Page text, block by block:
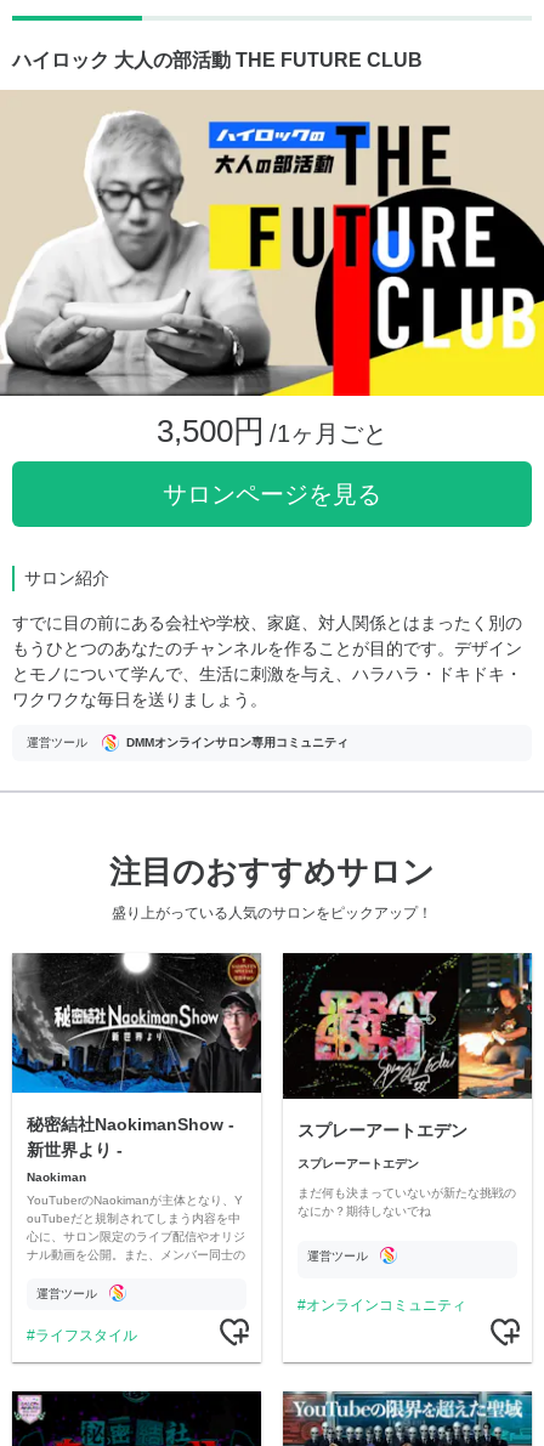
ハイロック 大人の部活動 THE FUTURE CLUB
3,500円 /1ヶ月ごと
サロンページを見る
サロン紹介
すでに目の前にある会社や学校、家庭、対人関係とはまったく別の
もうひとつのあなたのチャンネルを作ることが目的です。デザイン
とモノについて学んで、生活に刺激を与え、ハラハラ・ドキドキ・
ワクワクな毎日を送りましょう。
運営ツール DMMオンラインサロン専用コミュニティ
注目のおすすめサロン
盛り上がっている人気のサロンをピックアップ！
秘密結社NaokimanShow -
新世界より -
Naokiman
YouTuberのNaokimanが主体となり、Y
ouTubeだと規制されてしまう内容を中
心に、サロン限定のライブ配信やオリジ
ナル動画を公開。また、メンバー同士の
ただいています。
運営ツール
ライフスタイル
スプレーアートエデン
スプレーアートエデン
まだ何も決まっていないが新たな挑戦の
なにか？期待しないでね
運営ツール
オンラインコミュニティ